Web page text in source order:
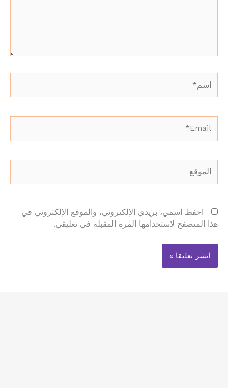
احفظ اسمي، بريدي الإلكتروني، والموقع الإلكتروني في
هذا المتصفح لاستخدامها المرة المقبلة في تعليقي.